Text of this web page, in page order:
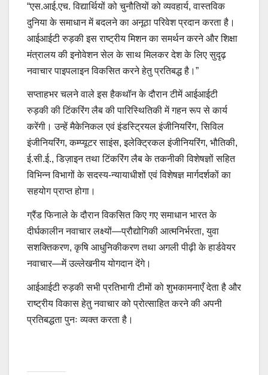
“एस.आई.एच. विद्यार्थियों को चुनौतियों को व्यवहार्य, वास्तविक
दुनिया के समाधान में बदलने का अनूठा परिवेश प्रदान करता है।
आईआईटी रुड़की इस राष्ट्रीय मिशन का समर्थन करने और शिक्षा
मंत्रालय की इनोवेशन सेल के साथ मिलकर देश के लिए सुदृढ़
नवाचार पाइपलाइन विकसित करने हेतु प्रतिबद्ध है।”
सप्ताहभर चलने वाले इस हैकथॉन के दौरान टीमें आईआईटी
रुड़की की टिंकरिंग लैब की पारिस्थितिकी में गहन रूप से कार्य
करेंगी। उन्हें मैकेनिकल एवं इंडस्ट्रियल इंजीनियरिंग, सिविल
इंजीनियरिंग, कम्प्यूटर साइंस, इलेक्ट्रिकल इंजीनियरिंग, भौतिकी,
ई.सी.ई., डिज़ाइन तथा टिंकरिंग लैब के तकनीकी विशेषज्ञों सहित
विभिन्न विभागों के सदस्य-न्यायाधीशों एवं विशेषज्ञ मार्गदर्शकों का
सहयोग प्राप्त होगा।
ग्रैंड फिनाले के दौरान विकसित किए गए समाधान भारत के
दीर्घकालीन नवाचार लक्ष्यों—प्रौद्योगिकी आत्मनिर्भरता, युवा
सशक्तिकरण, कृषि आधुनिकीकरण तथा अगली पीढ़ी के हार्डवेयर
नवाचार—में उल्लेखनीय योगदान देंगे।
आईआईटी रुड़की सभी प्रतिभागी टीमों को शुभकामनाएँ देता है और
राष्ट्रीय विकास हेतु नवाचार को प्रोत्साहित करने की अपनी
प्रतिबद्धता पुनः व्यक्त करता है।